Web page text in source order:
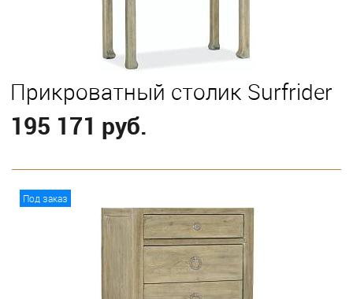
Прикроватный столик Surfrider
195 171 руб.
Под заказ